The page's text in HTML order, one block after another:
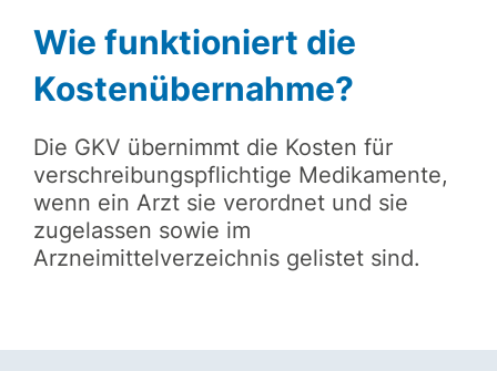
Wie funktioniert die
Kostenübernahme?
Die GKV übernimmt die Kosten für
verschreibungspflichtige Medikamente,
wenn ein Arzt sie verordnet und sie
zugelassen sowie im
Arzneimittelverzeichnis gelistet sind.